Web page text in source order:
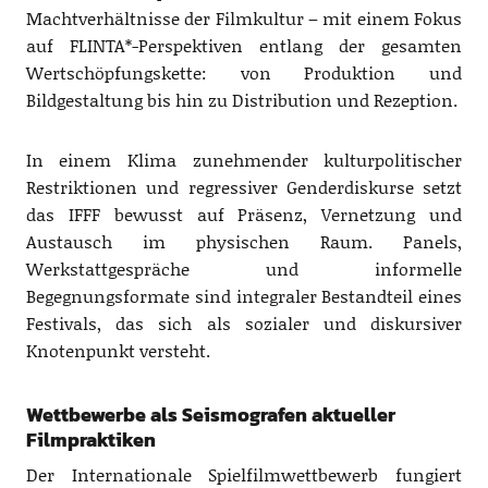
Machtverhältnisse der Filmkultur – mit einem Fokus
auf FLINTA*-Perspektiven entlang der gesamten
Wertschöpfungskette: von Produktion und
Bildgestaltung bis hin zu Distribution und Rezeption.
In einem Klima zunehmender kulturpolitischer
Restriktionen und regressiver Genderdiskurse setzt
das IFFF bewusst auf Präsenz, Vernetzung und
Austausch im physischen Raum. Panels,
Werkstattgespräche und informelle
Begegnungsformate sind integraler Bestandteil eines
Festivals, das sich als sozialer und diskursiver
Knotenpunkt versteht.
Wettbewerbe als Seismografen aktueller
Filmpraktiken
Der Internationale Spielfilmwettbewerb fungiert